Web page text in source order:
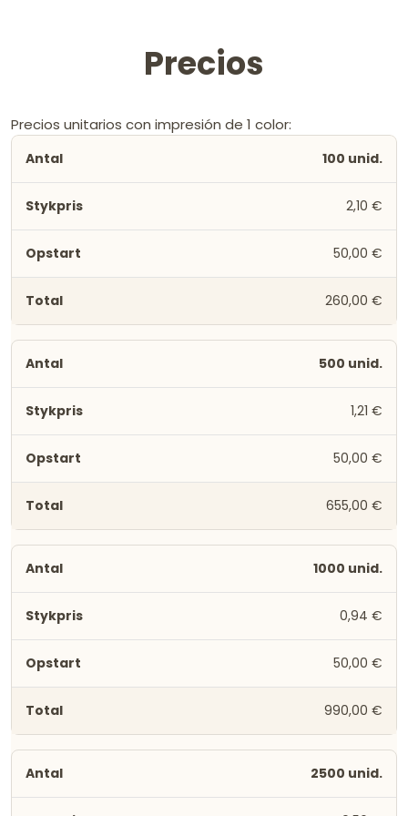
Precios
Precios unitarios con impresión de 1 color:
100 unid.
2,10 €
50,00 €
260,00 €
500 unid.
1,21 €
50,00 €
655,00 €
1000 unid.
0,94 €
50,00 €
990,00 €
2500 unid.